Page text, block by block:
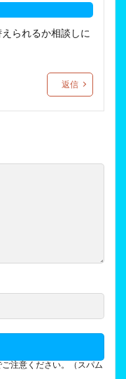
られるか相談しに
返信
注意ください。（スパム